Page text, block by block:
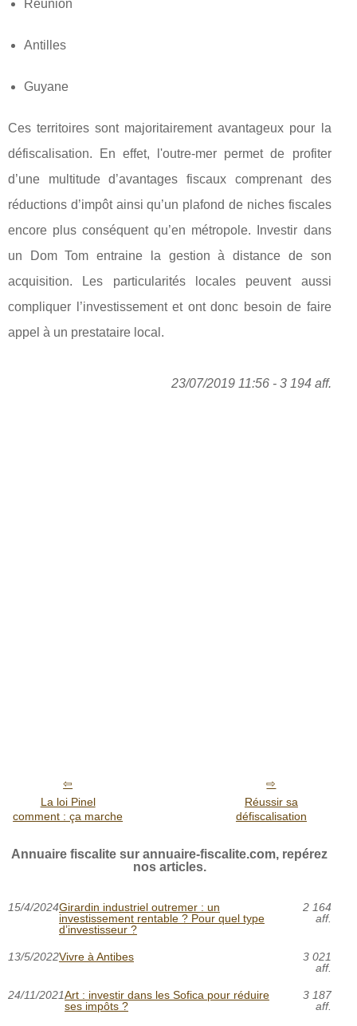
Réunion
Antilles
Guyane
Ces territoires sont majoritairement avantageux pour la
défiscalisation. En effet, l'outre-mer permet de profiter
d’une multitude d’avantages fiscaux comprenant des
réductions d’impôt ainsi qu’un plafond de niches fiscales
encore plus conséquent qu’en métropole. Investir dans
un Dom Tom entraine la gestion à distance de son
acquisition. Les particularités locales peuvent aussi
compliquer l’investissement et ont donc besoin de faire
appel à un prestataire local.
23/07/2019 11:56 - 3 194 aff.
La loi Pinel
comment : ça marche
Réussir sa
défiscalisation
Annuaire fiscalite sur annuaire-fiscalite.com, repérez
nos articles.
15/4/2024Girardin industriel outremer : un
investissement rentable ? Pour quel type
d’investisseur ?
2 164
aff.
13/5/2022Vivre à Antibes
3 021
aff.
24/11/2021Art : investir dans les Sofica pour réduire
ses impôts ?
3 187
aff.